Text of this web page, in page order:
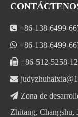
 +86-138-6499-
 +86-138-6499-
 +86-512-5258-

 Zona de
Zhitang, Changshu,